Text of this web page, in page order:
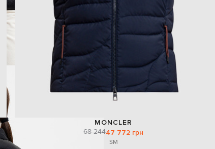
MONCLER
68 24447 772 грн
SM